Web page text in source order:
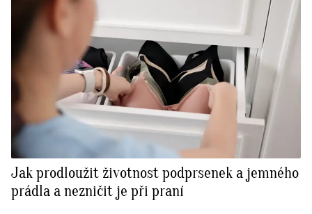
Jak prodloužit životnost podprsenek a jemného
prádla a nezničit je při praní